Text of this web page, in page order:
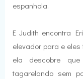
espanhola.
E Judith encontra
elevador para e eles
ela descobre
tagarelando sem